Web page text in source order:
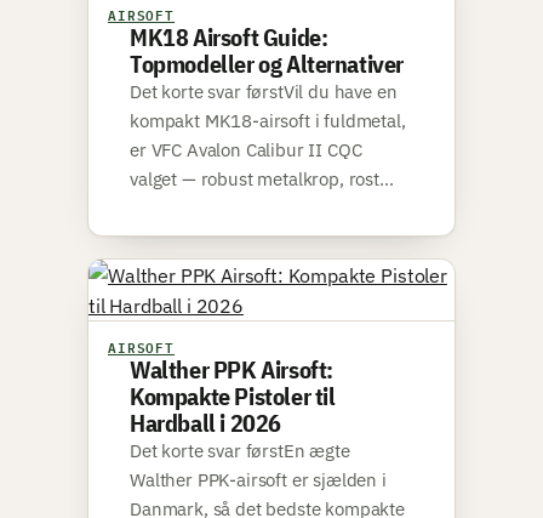
AIRSOFT
MK18 Airsoft Guide:
Topmodeller og Alternativer
Det korte svar førstVil du have en
kompakt MK18-airsoft i fuldmetal,
er VFC Avalon Calibur II CQC
valget — robust metalkrop, rost…
AIRSOFT
Walther PPK Airsoft:
Kompakte Pistoler til
Hardball i 2026
Det korte svar førstEn ægte
Walther PPK-airsoft er sjælden i
Danmark, så det bedste kompakte